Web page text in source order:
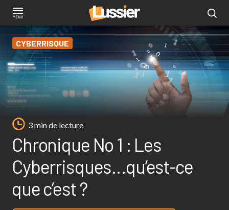
Aller
contenu
principal
CYBERRISQUE
3 min de lecture
Chronique No 1 : Les
Cyberrisques…qu’est-ce
que c’est ?